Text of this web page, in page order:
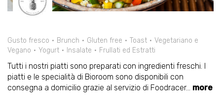
Gusto fresco Brunch Gluten free Toast
Vegetariano e
Vegano
Yogurt Insalate Frullati ed Estratti
Tutti i nostri piatti sono preparati con ingredienti freschi. I
piatti e le specialità di Bioroom sono disponibili con
consegna a domicilio grazie al servizio di Foodracer... more